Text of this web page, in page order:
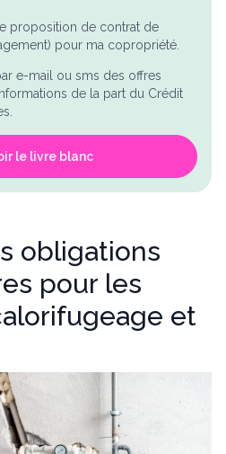
proposition de contrat de
pour ma copropriété.
e-mail ou sms des offres
de la part du Crédit
le livre blanc
obligations
pour les
et